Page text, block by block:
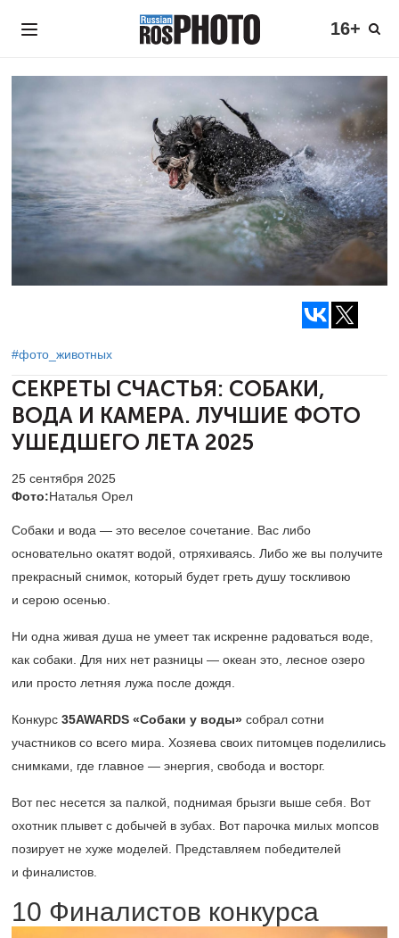
16+
#фото_животных
СЕКРЕТЫ СЧАСТЬЯ: СОБАКИ,
ВОДА И КАМЕРА. ЛУЧШИЕ ФОТО
УШЕДШЕГО ЛЕТА 2025
25 сентября 2025
Фото:Наталья Орел
Собаки и вода — это веселое сочетание. Вас либо
основательно окатят водой, отряхиваясь. Либо же вы получите
прекрасный снимок, который будет греть душу тоскливою
и серою осенью.
Ни одна живая душа не умеет так искренне радоваться воде,
как собаки. Для них нет разницы — океан это, лесное озеро
или просто летняя лужа после дождя.
Конкурс 35AWARDS «Собаки у воды» собрал сотни
участников со всего мира. Хозяева своих питомцев поделились
снимками, где главное — энергия, свобода и восторг.
Вот пес несется за палкой, поднимая брызги выше себя. Вот
охотник плывет с добычей в зубах. Вот парочка милых мопсов
позирует не хуже моделей. Представляем победителей
и финалистов.
10 Финалистов конкурса